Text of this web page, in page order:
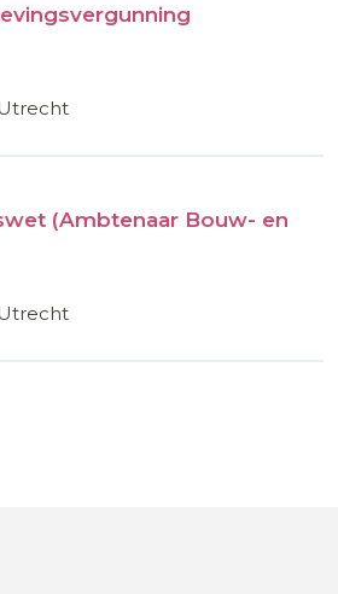
utrecht
(Ambtenaar Bouw- en
utrecht